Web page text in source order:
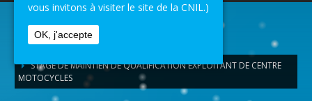
ACCUEIL
STAGE DE MAINTIEN DE QUALIFICATION EXPLOITANT DE CENTRE
MOTOCYCLES
vous invitons à visiter le site de la CNIL.)
OK, j'accepte